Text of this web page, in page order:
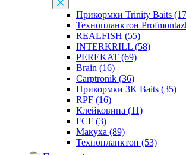
Прикормки Trinity Baits
Технопланктон
REALFISH (55)
INTERKRILL (58)
PEREKAT (69)
Brain (16)
Carptronik (36)
Прикормки 3K Baits (35)
RPF (16)
Клейковина (11)
FCF (3)
Макуха (89)
Технопланктон (53)